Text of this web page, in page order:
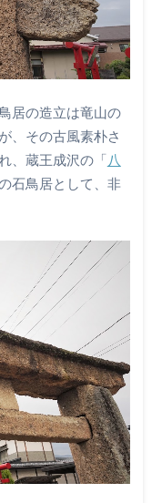
居の造立は竜山の
、その古風素朴さ
、蔵王成沢の「八
石鳥居として、非